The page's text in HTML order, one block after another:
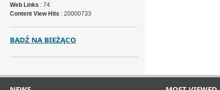
Web Links : 74
Content View Hits : 20000733
BĄDŹ NA BIEŻĄCO